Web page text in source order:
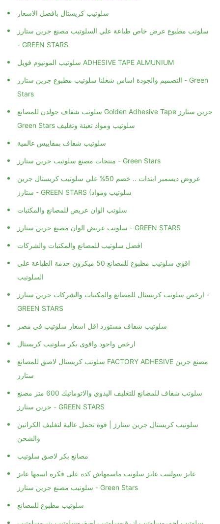
سلوتيب كريستال بافضل الاسعار
سلوتب مطبوع عرض خاص طباعة علي السلوتيب مصنع جرين ستارز
- GREEN STARS
سلوتيب المونيوم فويل ADHESIVE TAPE ALMUNIUM
التصميم والجودة اساس شغلنا سلوتيب مطبوع جرين ستارز - Green
Stars
سلوتب شفاف جولدن للمصانع Golden Adhesive Tape جرين ستارز
Green Stars سلوتيب ومواد تعبئة وتغليف
سلوتيب شفاف بمقاييس عالمية
منتجات مصنع سلوتيب جرين ستارز - Green Stars
عروض ديسمبر ابتدات .. خصم 50% علي سلوتيب كريستال جرين
ستارز - GREEN STARS (سلوتيب ومواد
سلوتب الوان عريض للمصانع والمكتبات
سلوتب عريض الوان مصنع جرين ستارز - GREEN STARS
افضل سلوتيب للمصانع والمكتبات والشركات
اقوي سلوتيب مطبوع للمصانع 50 ميكرون خدمة الطباعة علي
السلوتيب
ارخص سلوتب كريستال للمصانع والمكتبات والشركات جرين ستارز -
GREEN STARS
سلوتيب شفاف مستورد اقل اسعار سلوتيب في مصر
ارخص واجود واقوى بكر سلوتيب كريستال
سلوتب كريستال لاصق للمصانع FACTORY ADHESIVE مصنع جرين
ستارز
سلوتب شفاف للمصانع للتغليف اليدوي والاتوماتيك 600 متر مصنع
جرين ستارز - GREEN STARS
سلوتيب كريستال جرين ستارز | قوة تحمل عالية لتغليف الكراتين
والشحن
مصانع بكر لاصق سلوتيب
عايز سولتيب عايز سلوتب ماسمهاش كده على فكره اسمها عايز
سلوتيب مصنع جرين ستارز - Green Stars
سلوتيب مطبوع للمصانع